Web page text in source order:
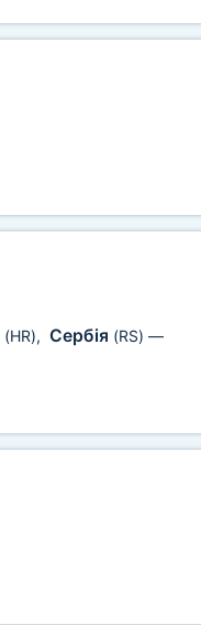
(HR), Сербія (RS) —